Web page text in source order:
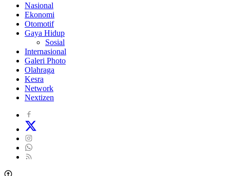
Nasional
Ekonomi
Otomotif
Gaya Hidup
Sosial
Internasional
Galeri Photo
Olahraga
Kesra
Network
Nextizen